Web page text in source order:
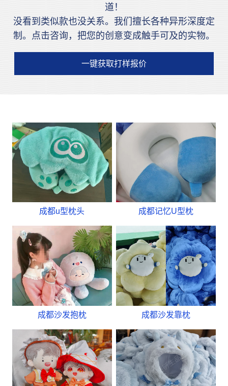
道！
没看到类似款也没关系。我们擅长各种异形深度定
制。点击咨询，把您的创意变成触手可及的实物。
一键获取打样报价
成都u型枕头 成都记忆U型枕
成都沙发抱枕 成都沙发靠枕